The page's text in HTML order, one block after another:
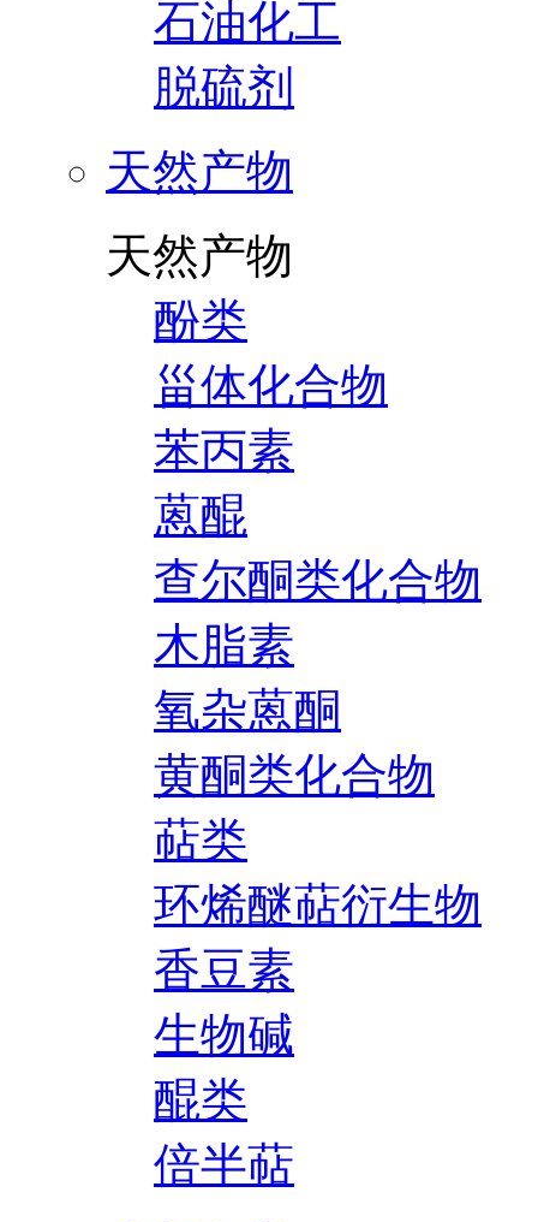
石油化工
脱硫剂
天然产物
天然产物
酚类
甾体化合物
苯丙素
蒽醌
查尔酮类化合物
木脂素
氧杂蒽酮
黄酮类化合物
萜类
环烯醚萜衍生物
香豆素
生物碱
醌类
倍半萜